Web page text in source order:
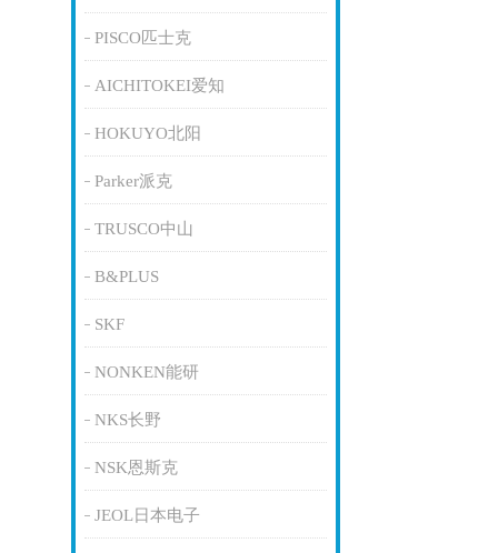
PISCO匹士克
AICHITOKEI爱知
HOKUYO北阳
Parker派克
TRUSCO中山
B&PLUS
SKF
NONKEN能研
NKS长野
NSK恩斯克
JEOL日本电子